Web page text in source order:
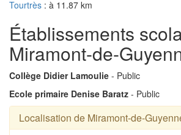
Tourtrès : à 11.87 km
Établissements
Miramont-de-
Collège Didier Lamoulie - Public
Ecole primaire Denise Baratz - Public
Localisation de Miramont-de-